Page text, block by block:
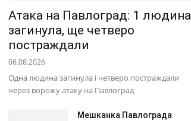
Атака на Павлоград: 1 людина
загинула, ще четверо
постраждали
06.08.2026
Одна людина загинула і четверо постраждали
через ворожу атаку на Павлоград
Мешканка Павлограда